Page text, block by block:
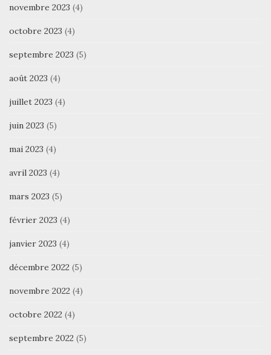
novembre 2023 (4)
octobre 2023 (4)
septembre 2023 (5)
août 2023 (4)
juillet 2023 (4)
juin 2023 (5)
mai 2023 (4)
avril 2023 (4)
mars 2023 (5)
février 2023 (4)
janvier 2023 (4)
décembre 2022 (5)
novembre 2022 (4)
octobre 2022 (4)
septembre 2022 (5)